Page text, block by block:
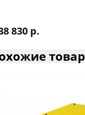
830 р.